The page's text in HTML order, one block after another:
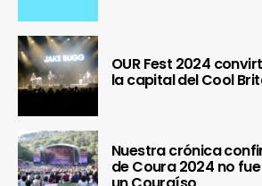
OUR Fest 2024
la capital del Cool
Nuestra crónica
de Coura 2024 no